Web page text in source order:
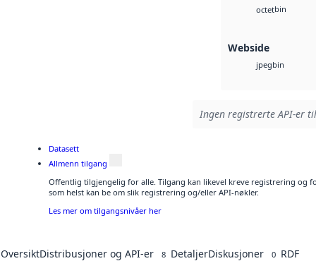
octetbin
Webside
jpegbin
Ingen registrerte API-er
Datasett
Allmenn tilgang
Offentlig tilgjengelig for alle. Tilgang kan likevel kreve registrering og
som helst kan be om slik registrering og/eller API-nøkler.
Les mer om tilgangsnivåer her
OversiktDistribusjoner og API-er 8 DetaljerDiskusjoner 0 RDF